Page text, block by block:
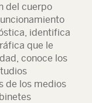
del cuerpo
identifica
que le
conoce los
de los medios